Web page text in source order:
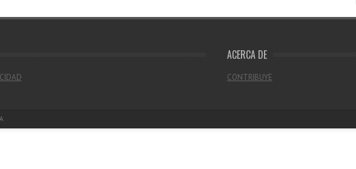
ACERCA DE
CONTRIBUYE